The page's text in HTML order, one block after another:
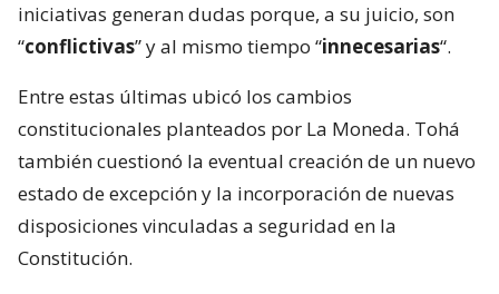
iniciativas generan dudas porque, a su juicio, son
“conflictivas” y al mismo tiempo “innecesarias“.
Entre estas últimas ubicó los cambios
constitucionales planteados por La Moneda. Tohá
también cuestionó la eventual creación de un nuevo
estado de excepción y la incorporación de nuevas
disposiciones vinculadas a seguridad en la
Constitución.